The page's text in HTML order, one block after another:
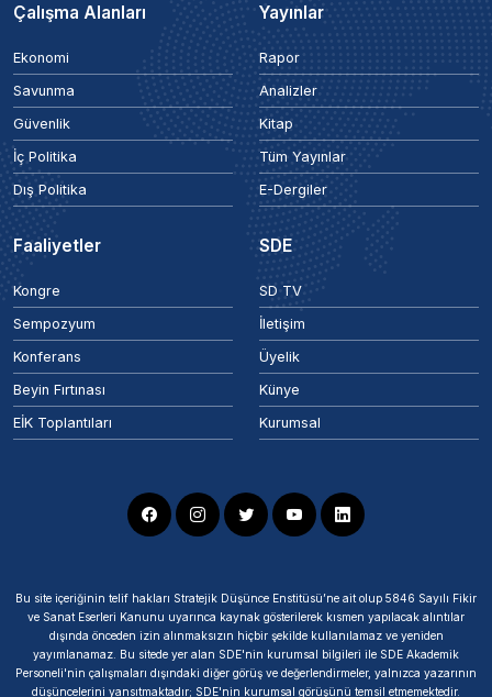
Çalışma Alanları
Ekonomi
Savunma
Güvenlik
İç Politika
Dış Politika
Yayınlar
Rapor
Analizler
Kitap
Tüm Yayınlar
E-Dergiler
Faaliyetler
Kongre
Sempozyum
Konferans
Beyin Fırtınası
EİK Toplantıları
SDE
SD TV
İletişim
Üyelik
Künye
Kurumsal
Bu site içeriğinin telif hakları Stratejik Düşünce Enstitüsü’ne ait olup 5846 Sayılı Fikir
ve Sanat Eserleri Kanunu uyarınca kaynak gösterilerek kısmen yapılacak alıntılar
dışında önceden izin alınmaksızın hiçbir şekilde kullanılamaz ve yeniden
yayımlanamaz. Bu sitede yer alan SDE'nin kurumsal bilgileri ile SDE Akademik
Personeli'nin çalışmaları dışındaki diğer görüş ve değerlendirmeler, yalnızca yazarının
düşüncelerini yansıtmaktadır; SDE'nin kurumsal görüşünü temsil etmemektedir.